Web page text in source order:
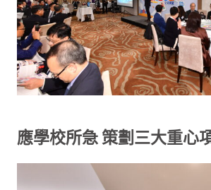
應學校所急 策劃三大重心